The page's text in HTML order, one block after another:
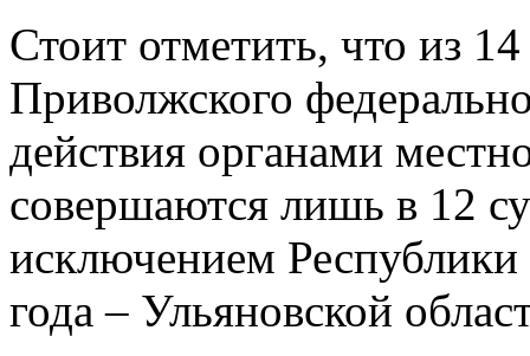
Стоит отметить, что из
Приволжского
действия органами
совершаются лишь в 12
исключением
года – Ульяновской